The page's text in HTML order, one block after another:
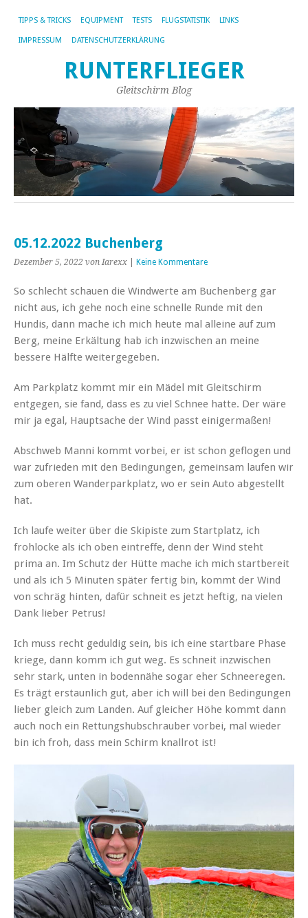
TIPPS & TRICKS EQUIPMENT TESTS FLUGSTATISTIK LINKS
IMPRESSUM DATENSCHUTZERKLÄRUNG
RUNTERFLIEGER
Gleitschirm Blog
05.12.2022 Buchenberg
Dezember 5, 2022 von Iarexx Keine Kommentare
So schlecht schauen die Windwerte am Buchenberg gar
nicht aus, ich gehe noch eine schnelle Runde mit den
Hundis, dann mache ich mich heute mal alleine auf zum
Berg, meine Erkältung hab ich inzwischen an meine
bessere Hälfte weitergegeben.
Am Parkplatz kommt mir ein Mädel mit Gleitschirm
entgegen, sie fand, dass es zu viel Schnee hatte. Der wäre
mir ja egal, Hauptsache der Wind passt einigermaßen!
Abschweb Manni kommt vorbei, er ist schon geflogen und
war zufrieden mit den Bedingungen, gemeinsam laufen wir
zum oberen Wanderparkplatz, wo er sein Auto abgestellt
hat.
Ich laufe weiter über die Skipiste zum Startplatz, ich
frohlocke als ich oben eintreffe, denn der Wind steht
prima an. Im Schutz der Hütte mache ich mich startbereit
und als ich 5 Minuten später fertig bin, kommt der Wind
von schräg hinten, dafür schneit es jetzt heftig, na vielen
Dank lieber Petrus!
Ich muss recht geduldig sein, bis ich eine startbare Phase
kriege, dann komm ich gut weg. Es schneit inzwischen
sehr stark, unten in bodennähe sogar eher Schneeregen.
Es trägt erstaunlich gut, aber ich will bei den Bedingungen
lieber gleich zum Landen. Auf gleicher Höhe kommt dann
auch noch ein Rettungshubschrauber vorbei, mal wieder
bin ich froh, dass mein Schirm knallrot ist!